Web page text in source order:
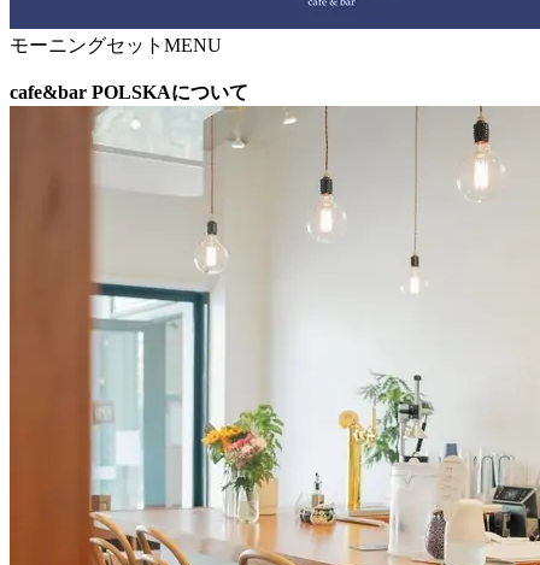
モーニングセットMENU
cafe&bar POLSKAについて